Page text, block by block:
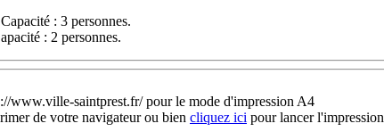
Capacité : 3 personnes.
: 2 personnes.
www.ville-saintprest.fr/ pour le mode d'impression A4
de votre navigateur ou bien cliquez ici pour lancer l'impression